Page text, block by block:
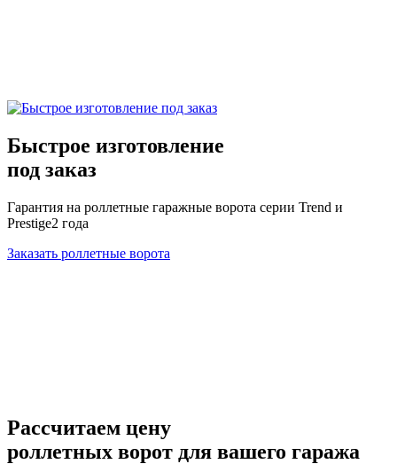
Быстрое изготовление
под заказ
Гарантия на роллетные гаражные ворота серии Trend и
Prestige2 года
Заказать роллетные ворота
Рассчитаем цену
роллетных ворот для вашего гаража